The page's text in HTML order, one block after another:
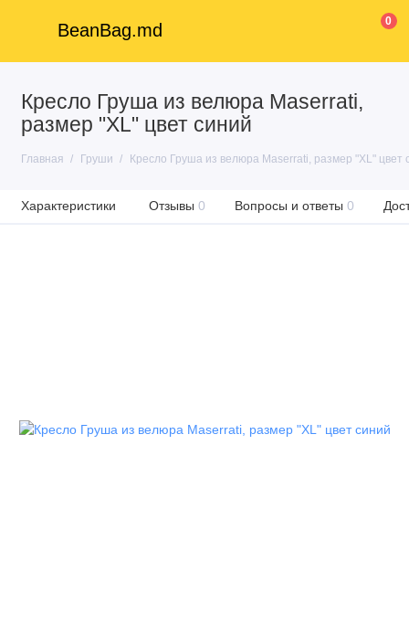
BeanBag.md 0
Кресло Груша из велюра Maserrati,
размер "XL" цвет синий
Главная Груши Кресло Груша из велюра Maserrati, размер "XL" цвет
Характеристики Отзывы 0 Вопросы и ответы 0